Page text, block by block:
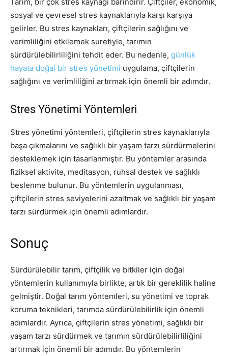
sosyal ve çevresel stres kaynaklarıyla karşı karşıya
gelirler. Bu stres kaynakları, çiftçilerin sağlığını ve
verimliliğini etkilemek suretiyle, tarımın
sürdürülebilirliliğini tehdit eder. Bu nedenle, günlük
hayata doğal bir stres yönetimi uygulama, çiftçilerin
sağlığını ve verimliliğini artırmak için önemli bir adımdır.
Stres Yönetimi Yöntemleri
Stres yönetimi yöntemleri, çiftçilerin stres kaynaklarıyla
başa çıkmalarını ve sağlıklı bir yaşam tarzı sürdürmelerini
desteklemek için tasarlanmıştır. Bu yöntemler arasında
fiziksel aktivite, meditasyon, ruhsal destek ve sağlıklı
beslenme bulunur. Bu yöntemlerin uygulanması,
çiftçilerin stres seviyelerini azaltmak ve sağlıklı bir yaşam
tarzı sürdürmek için önemli adımlardır.
Sonuç
Sürdürülebilir tarım, çiftçilik ve bitkiler için doğal
yöntemlerin kullanımıyla birlikte, artık bir gereklilik haline
gelmiştir. Doğal tarım yöntemleri, su yönetimi ve toprak
koruma teknikleri, tarımda sürdürülebilirlik için önemli
adımlardır. Ayrıca, çiftçilerin stres yönetimi, sağlıklı bir
yaşam tarzı sürdürmek ve tarımın sürdürülebilirliliğini
artırmak için önemli bir adımdır. Bu yöntemlerin